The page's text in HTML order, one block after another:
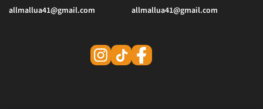
allmallua41@gmail.com
allmallua41@gmail.com